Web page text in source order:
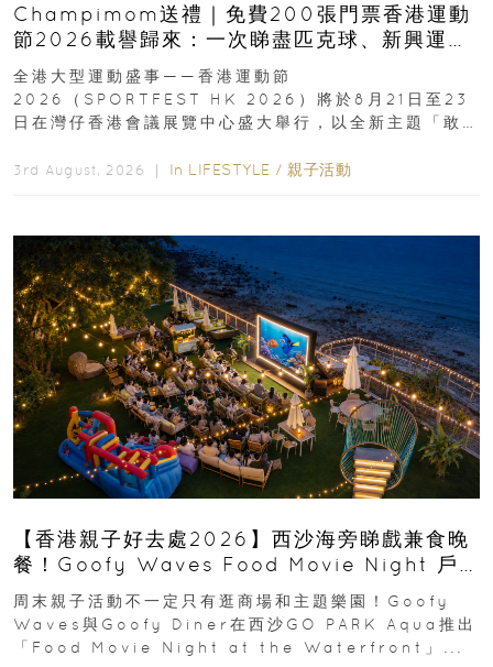
Champimom送禮｜免費200張門票香港運動
節2026載譽歸來：一次睇盡匹克球、新興運
動、街舞比賽＋逾百運動品牌展覽
全港大型運動盛事——香港運動節
2026（SPORTFEST HK 2026）將於8月21日至23
日在灣仔香港會議展覽中心盛大舉行，以全新主題「敢
3rd August, 2026 ｜ In LIFESTYLE / 親子活動
【香港親子好去處2026】西沙海旁睇戲兼食晚
餐！Goofy Waves Food Movie Night 戶
外影院逢週末登場
周末親子活動不一定只有逛商場和主題樂園！Goofy
Waves與Goofy Diner在西沙GO PARK Aqua推出
「Food Movie Night at the Waterfront」...